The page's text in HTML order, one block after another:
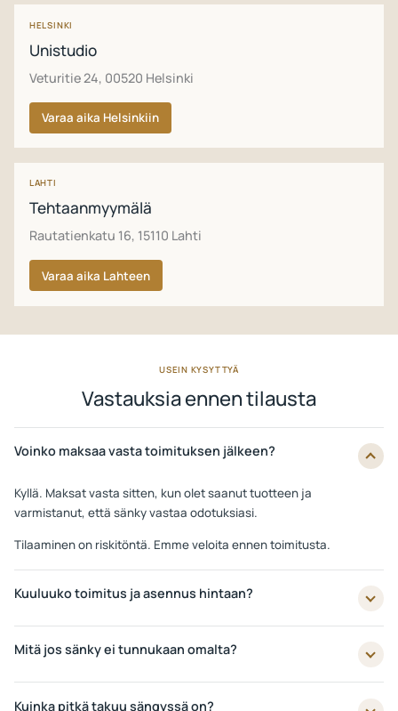
HELSINKI
Unistudio
Veturitie 24, 00520 Helsinki
Varaa aika Helsinkiin
LAHTI
Tehtaanmyymälä
Rautatienkatu 16, 15110 Lahti
Varaa aika Lahteen
USEIN KYSYTTYÄ
Vastauksia ennen tilausta
Voinko maksaa vasta toimituksen jälkeen?
Kyllä. Maksat vasta sitten, kun olet saanut tuotteen ja
varmistanut, että sänky vastaa odotuksiasi.
Tilaaminen on riskitöntä. Emme veloita ennen toimitusta.
Kuuluuko toimitus ja asennus hintaan?
Mitä jos sänky ei tunnukaan omalta?
Kuinka pitkä takuu sängyssä on?